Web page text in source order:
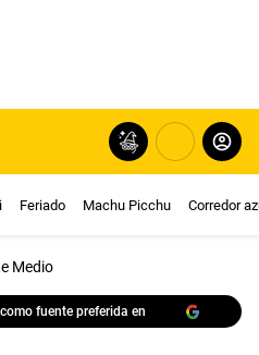
Feriado Machu Picchu Corredor
Medio
fuente preferida en